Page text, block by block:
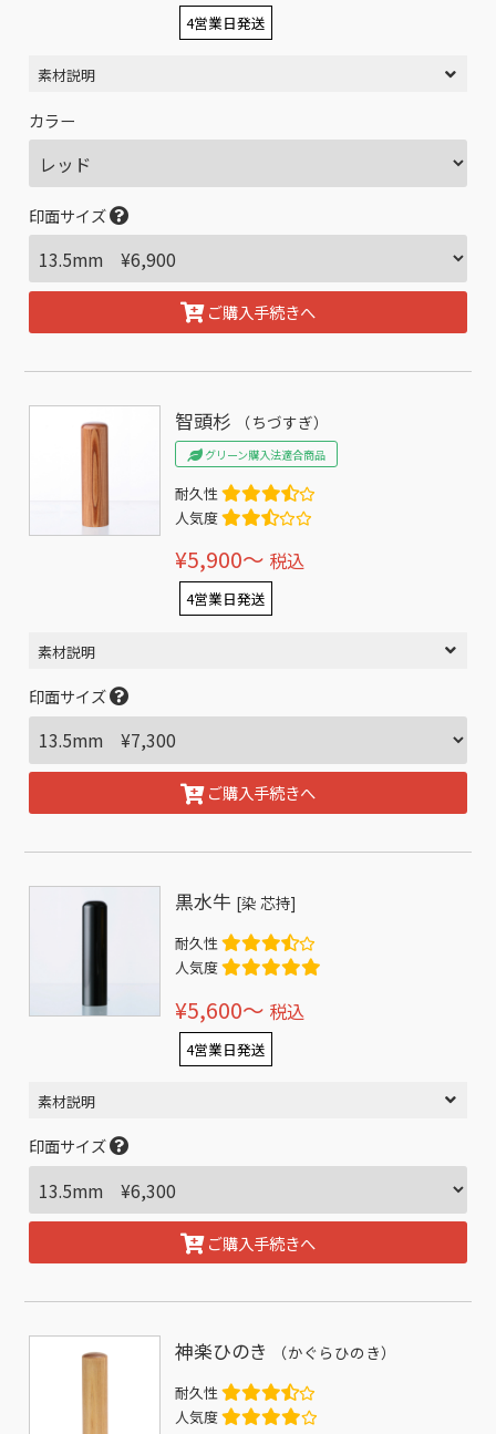
4営業日発送
素材説明
カラー
印面サイズ
ご購入手続きへ
智頭杉 （ちづすぎ）
グリーン購入法適合商品
耐久性
人気度
¥5,900〜 税込
4営業日発送
素材説明
印面サイズ
ご購入手続きへ
黒水牛 [染 芯持]
耐久性
人気度
¥5,600〜 税込
4営業日発送
素材説明
印面サイズ
ご購入手続きへ
神楽ひのき （かぐらひのき）
耐久性
人気度